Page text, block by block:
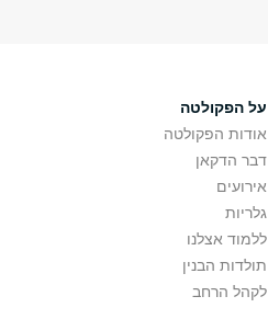
על הפקולטה
אודות הפקולטה
דבר הדקאן
אירועים
גלריות
ללמוד אצלנו
תולדות הבנין
לקהל הרחב